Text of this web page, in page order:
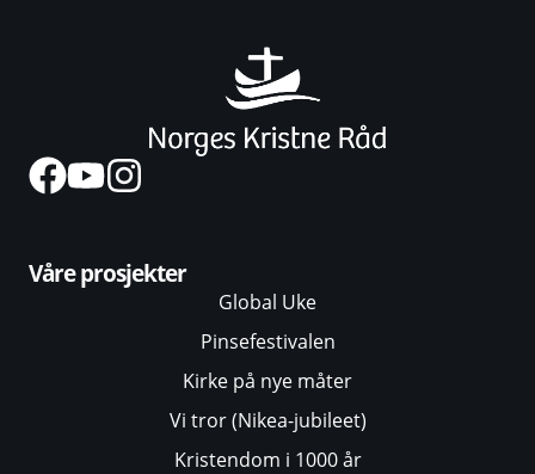
Våre prosjekter
Global Uke
Pinsefestivalen
Kirke på nye måter
Vi tror (Nikea-jubileet)
Kristendom i 1000 år